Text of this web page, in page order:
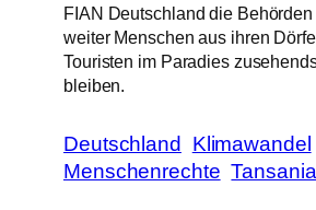
FIAN Deutschland die
weiter Menschen aus ihren
Touristen im Paradies
bleiben.
Deutschland
Klimawandel
Menschenrechte Tansania